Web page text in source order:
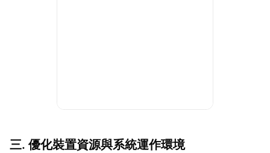
三. 優化裝置資源與系統運作環境